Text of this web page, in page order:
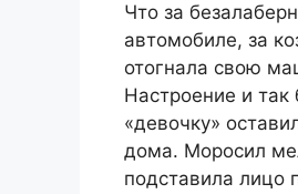
Что за
автомобиле, за
отогнала свою
Настроение и
«девочку»
дома. Моросил
подставила лицо